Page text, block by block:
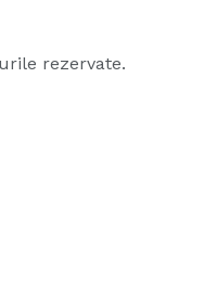
rezervate.